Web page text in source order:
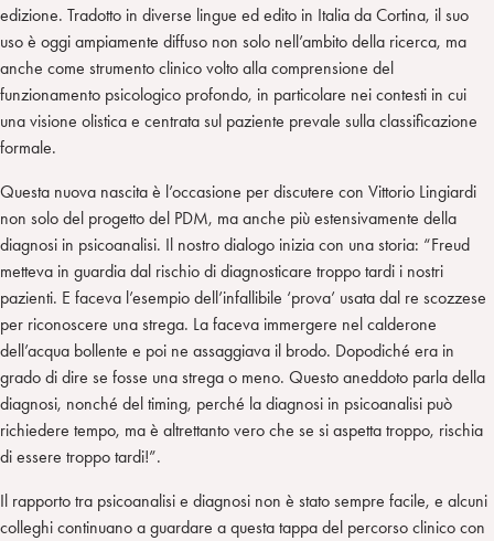
edizione. Tradotto in diverse lingue ed edito in Italia da Cortina, il suo
uso è oggi ampiamente diffuso non solo nell’ambito della ricerca, ma
anche come strumento clinico volto alla comprensione del
funzionamento psicologico profondo, in particolare nei contesti in cui
una visione olistica e centrata sul paziente prevale sulla classificazione
formale.
Questa nuova nascita è l’occasione per discutere con Vittorio Lingiardi
non solo del progetto del PDM, ma anche più estensivamente della
diagnosi in psicoanalisi. Il nostro dialogo inizia con una storia: “Freud
metteva in guardia dal rischio di diagnosticare troppo tardi i nostri
pazienti. E faceva l’esempio dell’infallibile ‘prova’ usata dal re scozzese
per riconoscere una strega. La faceva immergere nel calderone
dell’acqua bollente e poi ne assaggiava il brodo. Dopodiché era in
grado di dire se fosse una strega o meno. Questo aneddoto parla della
diagnosi, nonché del timing, perché la diagnosi in psicoanalisi può
richiedere tempo, ma è altrettanto vero che se si aspetta troppo, rischia
di essere troppo tardi!”.
Il rapporto tra psicoanalisi e diagnosi non è stato sempre facile, e alcuni
colleghi continuano a guardare a questa tappa del percorso clinico con